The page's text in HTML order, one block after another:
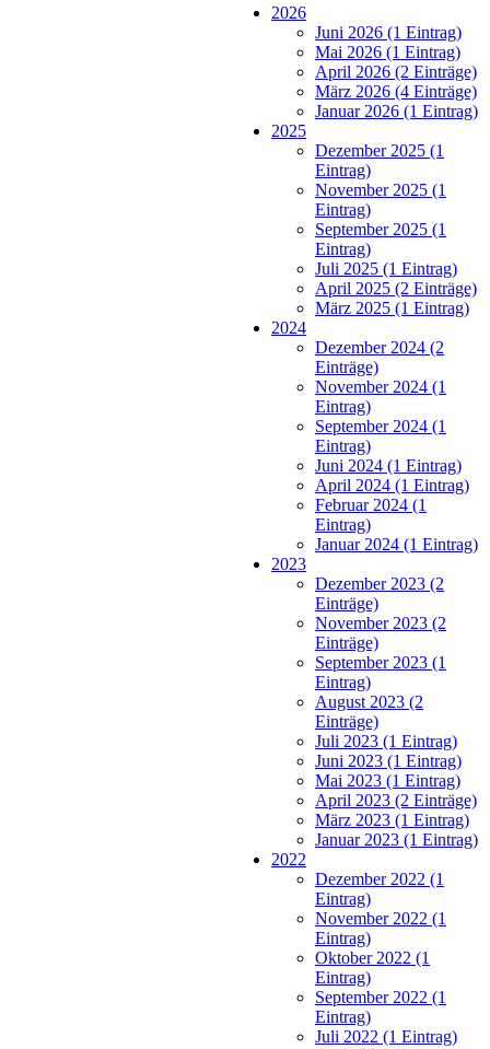
2026
Juni 2026 (1 Eintrag)
Mai 2026 (1 Eintrag)
April 2026 (2 Einträge)
März 2026 (4 Einträge)
Januar 2026 (1 Eintrag)
2025
Dezember 2025 (1
Eintrag)
November 2025 (1
Eintrag)
September 2025 (1
Eintrag)
Juli 2025 (1 Eintrag)
April 2025 (2 Einträge)
März 2025 (1 Eintrag)
2024
Dezember 2024 (2
Einträge)
November 2024 (1
Eintrag)
September 2024 (1
Eintrag)
Juni 2024 (1 Eintrag)
April 2024 (1 Eintrag)
Februar 2024 (1
Eintrag)
Januar 2024 (1 Eintrag)
2023
Dezember 2023 (2
Einträge)
November 2023 (2
Einträge)
September 2023 (1
Eintrag)
August 2023 (2
Einträge)
Juli 2023 (1 Eintrag)
Juni 2023 (1 Eintrag)
Mai 2023 (1 Eintrag)
April 2023 (2 Einträge)
März 2023 (1 Eintrag)
Januar 2023 (1 Eintrag)
2022
Dezember 2022 (1
Eintrag)
November 2022 (1
Eintrag)
Oktober 2022 (1
Eintrag)
September 2022 (1
Eintrag)
Juli 2022 (1 Eintrag)